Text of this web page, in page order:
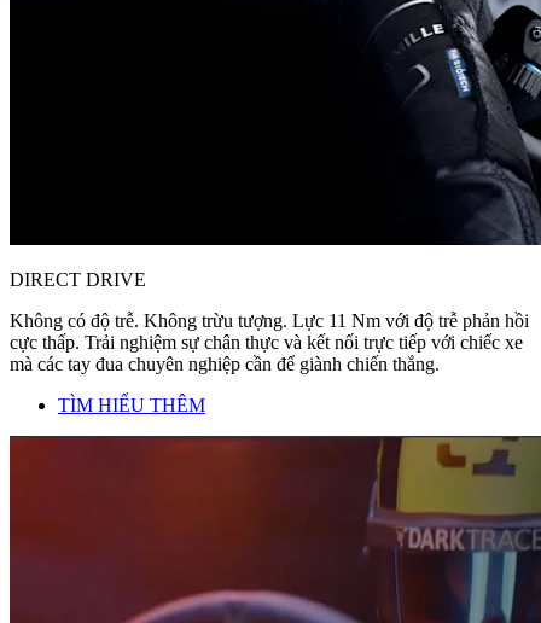
DIRECT DRIVE
Không có độ trễ. Không trừu tượng. Lực 11 Nm với độ trễ phản hồi
cực thấp. Trải nghiệm sự chân thực và kết nối trực tiếp với chiếc xe
mà các tay đua chuyên nghiệp cần để giành chiến thắng.
TÌM HIỂU THÊM